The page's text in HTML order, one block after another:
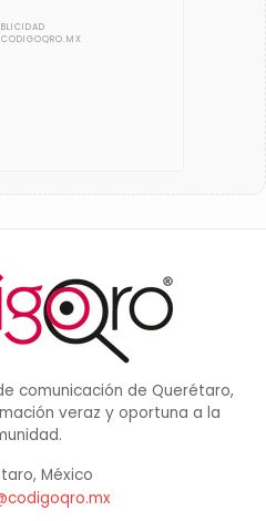
comunicación de Querétaro,
veraz y oportuna a la
México